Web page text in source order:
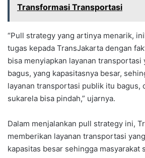
Transformasi Transportasi
“Pull strategy yang artinya menarik,
tugas kepada TransJakarta dengan
bisa menyiapkan layanan transportasi
bagus, yang kapasitasnya besar,
layanan transportasi publik itu bagus,
sukarela bisa pindah,” ujarnya.
Dalam menjalankan pull strategy ini,
memberikan layanan transportasi
kapasitas besar sehingga masyarakat